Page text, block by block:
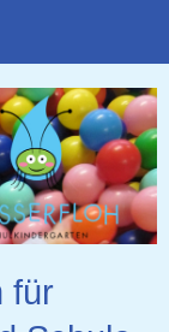
für